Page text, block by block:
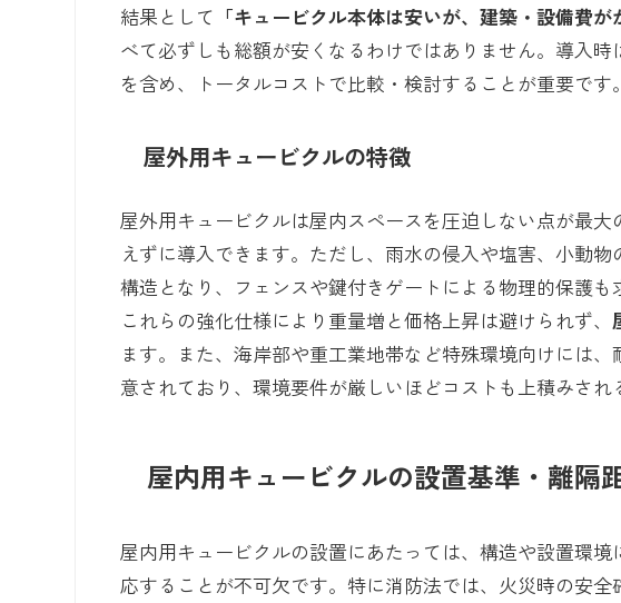
結果として 「キュービクル本体は安いが、建築・設備費が
べて必ずしも総額が安くなるわけではありません。導入
を含め、トータルコストで比較・検討することが重要です。
屋外用キュービクルの特徴
屋外用キュービクルは屋内スペースを圧迫しない点が最
えずに導入できます。ただし、雨水の侵入や塩害、小動
構造となり、フェンスや鍵付きゲートによる物理的保護も
これらの強化仕様により重量増と価格上昇は避けられず、
ます。また、海岸部や重工業地帯など特殊環境向けには
意されており、環境要件が厳しいほどコストも上積みされ
屋内用キュービクルの設置基準・離隔
屋内用キュービクルの設置にあたっては、構造や設置環
応することが不可欠です。特に消防法では、火災時の安